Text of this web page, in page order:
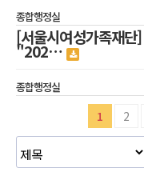
종합행정실
[서울시여성가족재단
"202…
종합행정실
1 2